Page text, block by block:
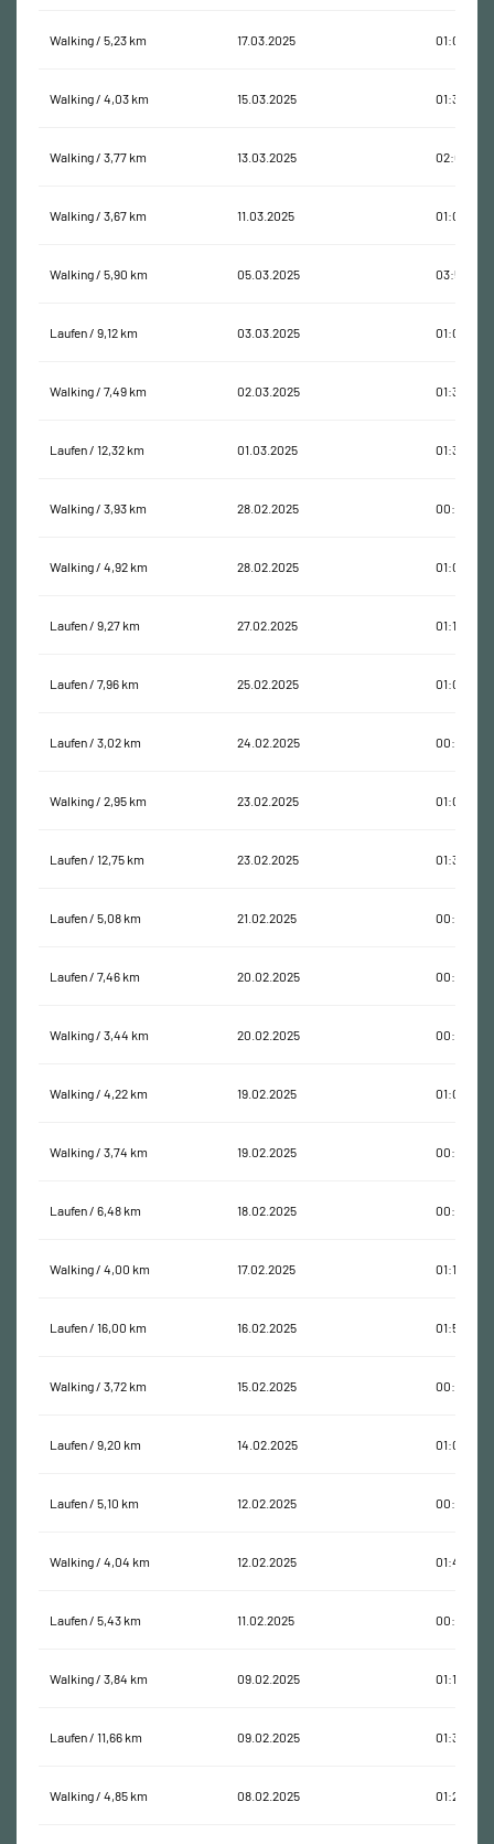
Walking / 5,23 km 17.03.2025 01:09:46
Walking / 4,03 km 15.03.2025 01:35:49
Walking / 3,77 km 13.03.2025 02:04:53
Walking / 3,67 km 11.03.2025 01:05:25
Walking / 5,90 km 05.03.2025 03:57:21
Laufen / 9,12 km 03.03.2025 01:05:46
Walking / 7,49 km 02.03.2025 01:35:08
Laufen / 12,32 km 01.03.2025 01:35:35
Walking / 3,93 km 28.02.2025 00:56:06
Walking / 4,92 km 28.02.2025 01:03:53
Laufen / 9,27 km 27.02.2025 01:19:04
Laufen / 7,96 km 25.02.2025 01:02:57
Laufen / 3,02 km 24.02.2025 00:23:11
Walking / 2,95 km 23.02.2025 01:08:57
Laufen / 12,75 km 23.02.2025 01:30:21
Laufen / 5,08 km 21.02.2025 00:42:34
Laufen / 7,46 km 20.02.2025 00:53:32
Walking / 3,44 km 20.02.2025 00:46:55
Walking / 4,22 km 19.02.2025 01:07:32
Walking / 3,74 km 19.02.2025 00:48:21
Laufen / 6,48 km 18.02.2025 00:44:51
Walking / 4,00 km 17.02.2025 01:19:39
Laufen / 16,00 km 16.02.2025 01:52:11
Walking / 3,72 km 15.02.2025 00:57:31
Laufen / 9,20 km 14.02.2025 01:00:52
Laufen / 5,10 km 12.02.2025 00:37:54
Walking / 4,04 km 12.02.2025 01:48:11
Laufen / 5,43 km 11.02.2025 00:35:22
Walking / 3,84 km 09.02.2025 01:15:07
Laufen / 11,66 km 09.02.2025 01:36:03
Walking / 4,85 km 08.02.2025 01:29:38